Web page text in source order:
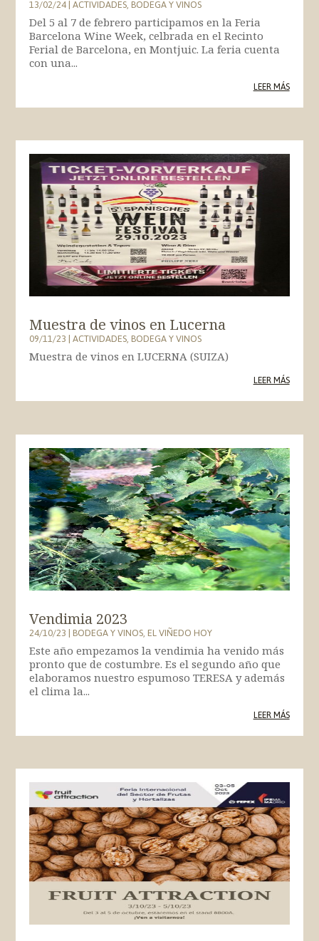
13/02/24|ACTIVIDADES,BODEGA Y VINOS
Del 5 al 7 de febrero participamos en la Feria
Barcelona Wine Week, celbrada en el Recinto
Ferial de Barcelona, en Montjuic. La feria cuenta
con una...
LEER MÁS
Muestra de vinos en Lucerna
09/11/23|ACTIVIDADES,BODEGA Y VINOS
Muestra de vinos en LUCERNA (SUIZA)
LEER MÁS
Vendimia 2023
24/10/23|BODEGA Y VINOS,EL VIÑEDO HOY
Este año empezamos la vendimia ha venido más
pronto que de costumbre. Es el segundo año que
elaboramos nuestro espumoso TERESA y además
el clima la...
LEER MÁS